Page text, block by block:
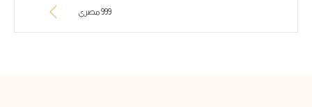
999 مصري